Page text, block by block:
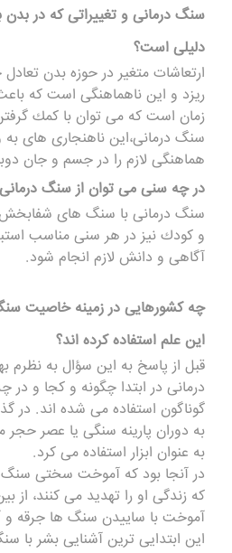
سنگ درمانی و تغییراتى كه در
دلیلى است؟
ارتعاشات متغیر در حوزه بدن
ریزد و این ناهماهنگى است كه
زمان است كه مى توان با كمك
سنگ درمانی،این ناهنجارى هاى به
هماهنگى لازم را در جسم و جان
در چه سنى مى توان از سنگ درمانی
سنگ درمانی با سنگ هاى شفابخش
و كودك نیز در هر سنى مناسب
آگاهى و دانش لازم انجام شود.
چه كشورهایى در زمینه خاصیت سنگ
این علم استفاده كرده اند؟
قبل از پاسخ به این سؤال به نظرم
درمانی در ابتدا چگونه و كجا و
گوناگون استفاده مى شده اند. در
به دوران پارینه سنگى یا عصر حجر
به عنوان ابزار استفاده مى كرد.
در آنجا بود كه آموخت سختى سنگ
كه زندگى او را تهدید مى كنند، از
آموخت با ساییدن سنگ ها جرقه
این ابتدایى ترین آشنایى بشر با